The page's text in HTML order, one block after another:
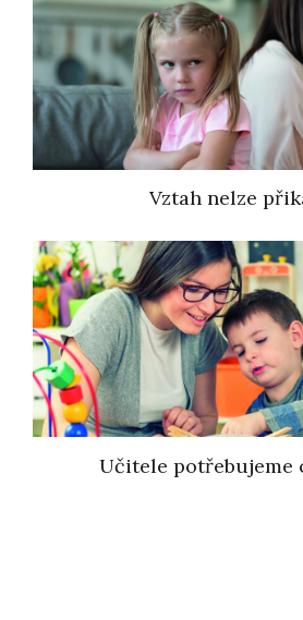
Vztah nelze
Učitele potřebujeme